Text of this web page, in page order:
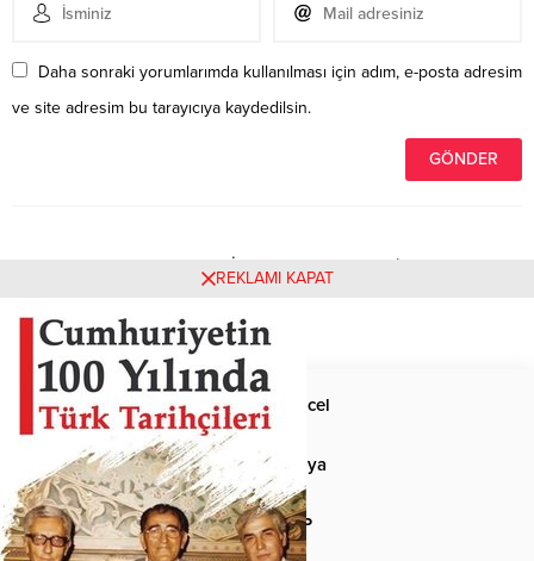
Daha sonraki yorumlarımda kullanılması için adım, e-posta adresim
ve site adresim bu tarayıcıya kaydedilsin.
Henüz yorum yapılmamış. İlk yorumu yukarıdaki form
aracılığıyla siz yapabilirsiniz.
Anasayfa Güncel
Siyaset Dünya
Spor MHP
REKLAMI KAPAT